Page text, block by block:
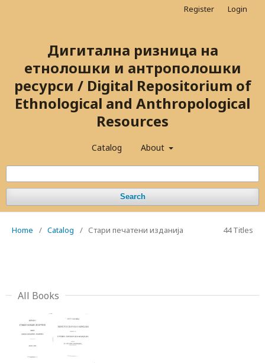
Дигитална ризница на
етнолошки и антрополошки
ресурси / Digital Repositorium of
Ethnological and Anthropological
Resources
Catalog About
Search
Register Login
Home / Catalog / Стари печатени изданија 44 Titles
All Books